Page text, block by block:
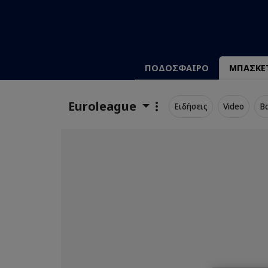
ΠΟΔΟΣΦΑΙΡΟ
Euroleague Ειδήσεις Video